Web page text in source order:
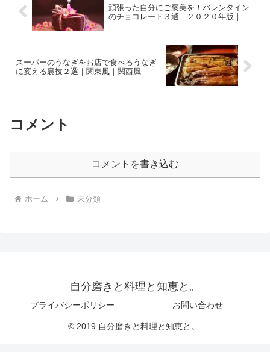
頑張った自分にご褒美を！バレンタイン
のチョコレート３選｜２０２０年版｜
スーパーのうなぎをお店で食べるうなぎ
に変える裏技２選｜関東風｜関西風｜
コメント
コメントを書き込む
ホーム 未分類
自分磨きと料理と知恵と。
プライバシーポリシー お問い合わせ
© 2019 自分磨きと料理と知恵と。.